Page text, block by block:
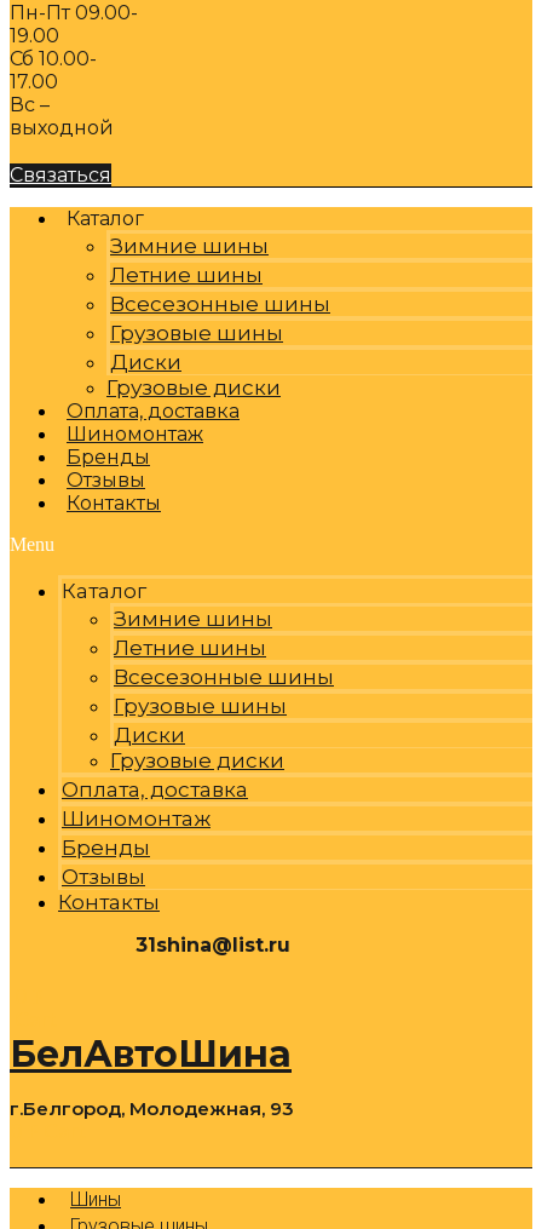
Пн-Пт 09.00-
19.00
Сб 10.00-
17.00
Вс –
выходной
Связаться
Каталог
Зимние шины
Летние шины
Всесезонные шины
Грузовые шины
Диски
Грузовые диски
Оплата, доставка
Шиномонтаж
Бренды
Отзывы
Контакты
Menu
Каталог
Зимние шины
Летние шины
Всесезонные шины
Грузовые шины
Диски
Грузовые диски
Оплата, доставка
Шиномонтаж
Бренды
Отзывы
Контакты
31shina@list.ru
БелАвтоШина
г.Белгород, Молодежная, 93
Шины